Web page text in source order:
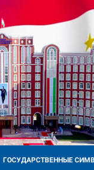
ГОСУДАРСТВЕННЫЕ